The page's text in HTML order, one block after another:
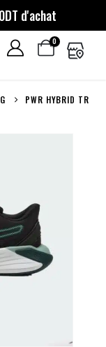
d'achat
0
PWR HYBRID TR